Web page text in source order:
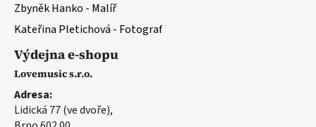
Zbyněk Hanko - Malíř
Kateřina Pletichová - Fotograf
Výdejna e-shopu
Lovemusic s.r.o.
Adresa:
Lidická 77 (ve dvoře),